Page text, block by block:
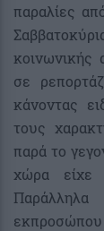
παραλίες
κοινωνικής
σε
κάνοντας
τους
παρά το
χώρα είχε
Παράλληλα